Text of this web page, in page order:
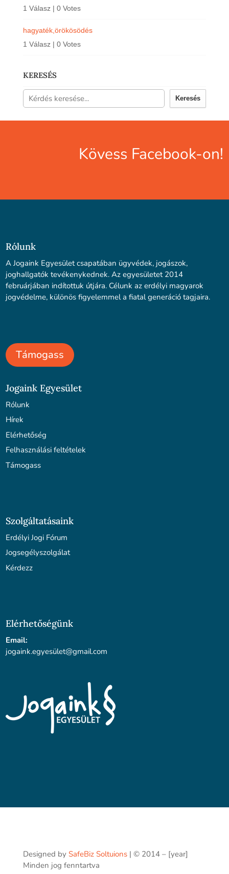
1 Válasz | 0 Votes
hagyaték,örökösödés
1 Válasz | 0 Votes
KERESÉS
Keresés
Kövess Facebook-on!
Rólunk
A Jogaink Egyesület csapatában ügyvédek, jogászok,
joghallgatók tevékenykednek. Az egyesületet 2014
februárjában indítottuk útjára. Célunk az erdélyi magyarok
jogvédelme, különös figyelemmel a fiatal generáció tagjaira.
Támogass
Jogaink Egyesület
Rólunk
Hírek
Elérhetőség
Felhasználási feltételek
Támogass
Szolgáltatásaink
Erdélyi Jogi Fórum
Jogsegélyszolgálat
Kérdezz
Elérhetőségünk
Email:
jogaink.egyesület@gmail.com
Designed by SafeBiz Soltuions| © 2014 – [year]
Minden jog fenntartva